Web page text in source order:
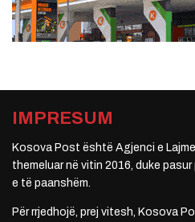
IMPRESUM
Kosova Post është Agjenci e
themeluar në vitin 2016, duke
e të paanshëm.
Për rrjedhojë, prej vitesh, Kosova